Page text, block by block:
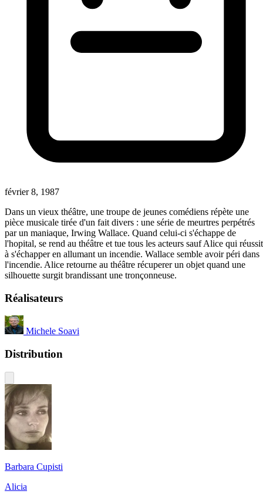
février 8, 1987
Dans un vieux théâtre, une troupe de jeunes comédiens répète une
pièce musicale tirée d'un fait divers : une série de meurtres perpétrés
par un maniaque, Irwing Wallace. Quand celui-ci s'échappe de
l'hopital, se rend au théâtre et tue tous les acteurs sauf Alice qui réussit
à s'échapper en allumant un incendie. Wallace semble avoir péri dans
l'incendie. Alice retourne au théâtre récuperer un objet quand une
silhouette surgit brandissant une tronçonneuse.
Réalisateurs
Michele Soavi
Distribution
Barbara Cupisti
Alicia